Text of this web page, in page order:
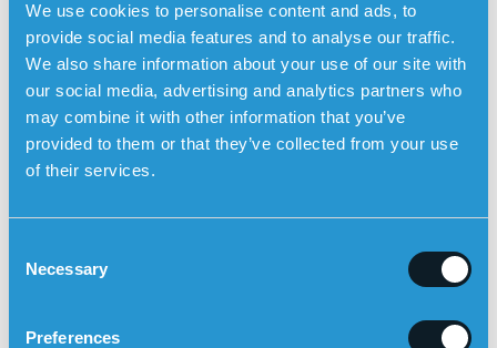
We use cookies to personalise content and ads, to
provide social media features and to analyse our traffic.
We also share information about your use of our site with
our social media, advertising and analytics partners who
may combine it with other information that you’ve
provided to them or that they’ve collected from your use
of their services.
Necessary
Preferences
Smartur med automatisk faldalarm kan øge trygheden
for personer med øget risiko for at falde
Sensorems smartur med faldalarmer et eksempel på et
teknisk hjælpemiddel specielt udviklet til personer, der har
øget risiko for at falde. Tryghedsalarmen kanautomatisk
slå alarm ved et fald
tovejskommunikation. Tryghedsalarmen fungerer
pårørende kan se brugerens position på et kort i